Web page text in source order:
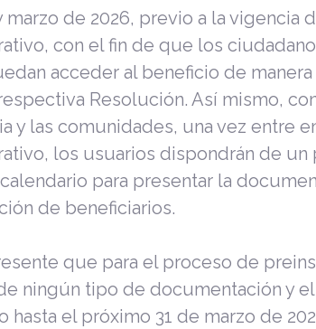
marzo de 2026, previo a la vigencia
con el fin de que los
acceder al beneficio de
Resolución. Así mismo,
y las comunidades, una vez entre
los usuarios dispondrán de un
para presentar la
de beneficiarios.
que para el proceso de
ningún tipo de documentación y
hasta el próximo 31 de marzo de